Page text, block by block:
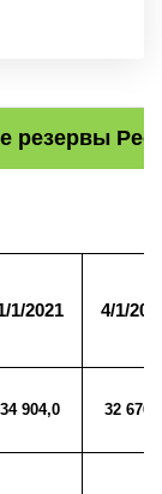
резервы
1/2021 4/1/
34 904,0 32